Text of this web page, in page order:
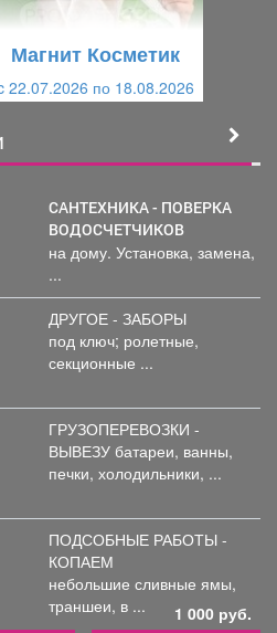
Магнит Косметик
29.07.2026 по 25.08.2026
САНТЕХНИКА - ПОВЕРКА
ВОДОСЧЕТЧИКОВ
на дому. Установка, замена,
...
ДРУГОЕ - ЗАБОРЫ
под ключ; ролетные,
секционные ...
ГРУЗОПЕРЕВОЗКИ -
ВЫВЕЗУ батареи, ванны,
печки, холодильники, ...
ПОДСОБНЫЕ РАБОТЫ -
КОПАЕМ
небольшие сливные ямы,
траншеи, в ...
1 000 руб.